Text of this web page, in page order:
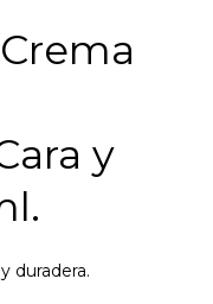
y
duradera.